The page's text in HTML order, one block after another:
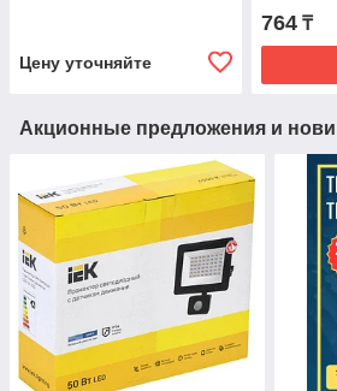
Цену уточняйте
764₸
Акционные предложения и